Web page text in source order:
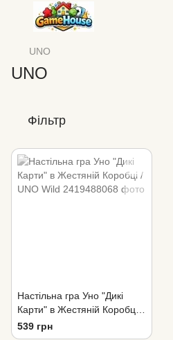
UNO
UNO
Фільтр
Настільна гра Уно "Дикі
Карти" в Жестяній Коробці /
UNO Wild
539 грн